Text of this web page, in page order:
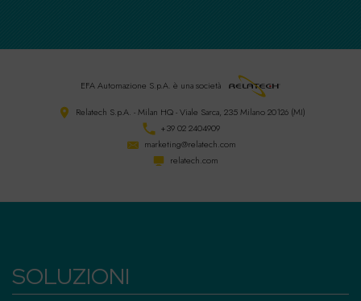
EFA Automazione S.p.A. è una società
Relatech S.p.A. - Milan HQ - Viale Sarca, 235 Milano 20126 (MI)
+39 02 2404909
marketing@relatech.com
relatech.com
SOLUZIONI